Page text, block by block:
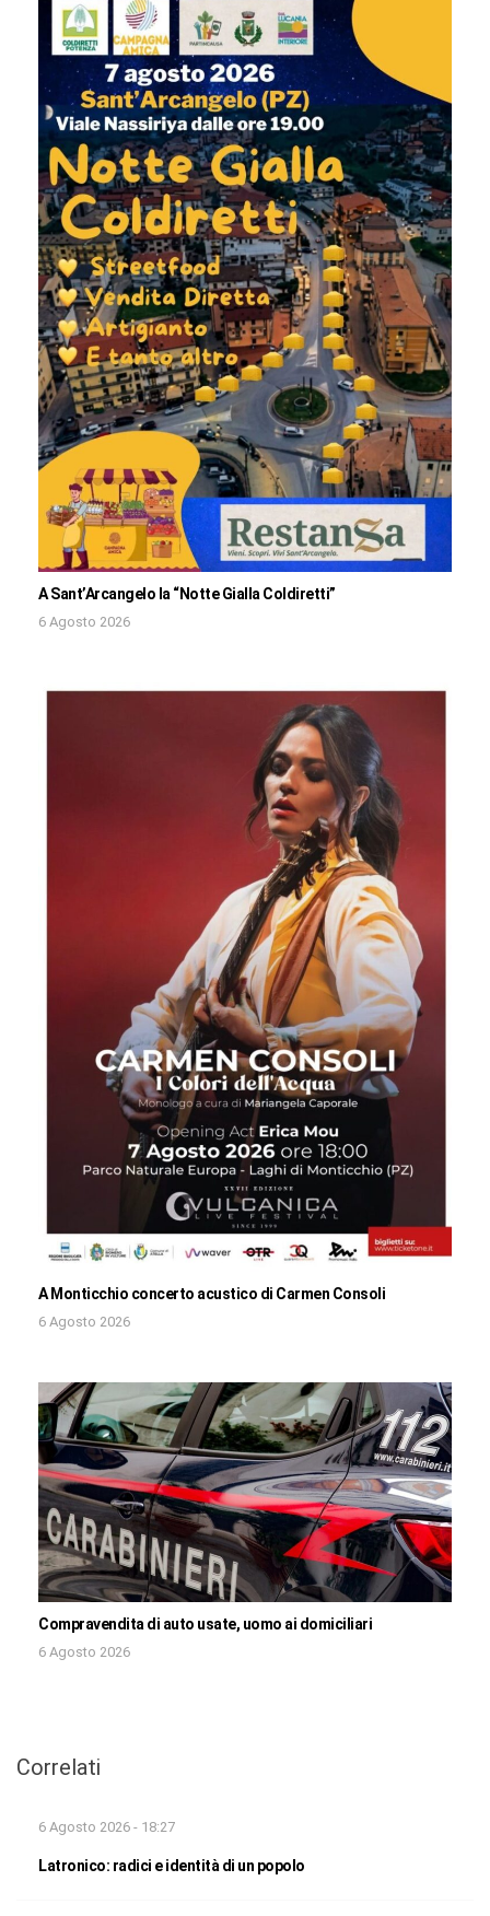
A Sant’Arcangelo la “Notte Gialla Coldiretti”
6 Agosto 2026
A Monticchio concerto acustico di Carmen Consoli
6 Agosto 2026
Compravendita di auto usate, uomo ai domiciliari
6 Agosto 2026
Correlati
6 Agosto 2026 - 18:27
Latronico: radici e identità di un popolo